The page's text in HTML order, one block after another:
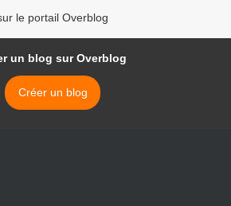
le portail Overblog
un blog sur Overblog
Créer un blog